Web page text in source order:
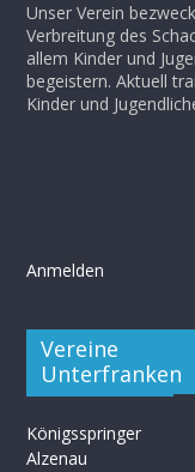
Unser Verein
Verbreitung des
allem Kinder und
begeistern. Aktuell
Kinder und
Anmelden
Vereine
Unterfranken
Königsspringer
Alzenau